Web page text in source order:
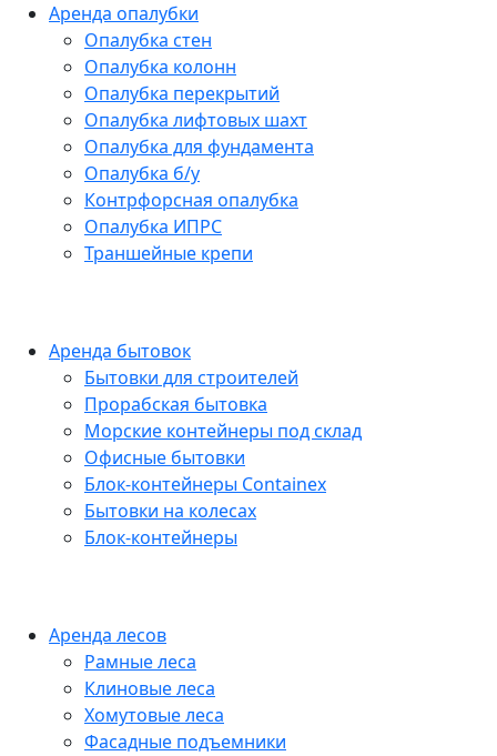
Аренда опалубки
Опалубка стен
Опалубка колонн
Опалубка перекрытий
Опалубка лифтовых шахт
Опалубка для фундамента
Опалубка б/у
Контрфорсная опалубка
Опалубка ИПРС
Траншейные крепи
Аренда бытовок
Бытовки для строителей
Прорабская бытовка
Морские контейнеры под склад
Офисные бытовки
Блок-контейнеры Containex
Бытовки на колесах
Блок-контейнеры
Аренда лесов
Рамные леса
Клиновые леса
Хомутовые леса
Фасадные подъемники